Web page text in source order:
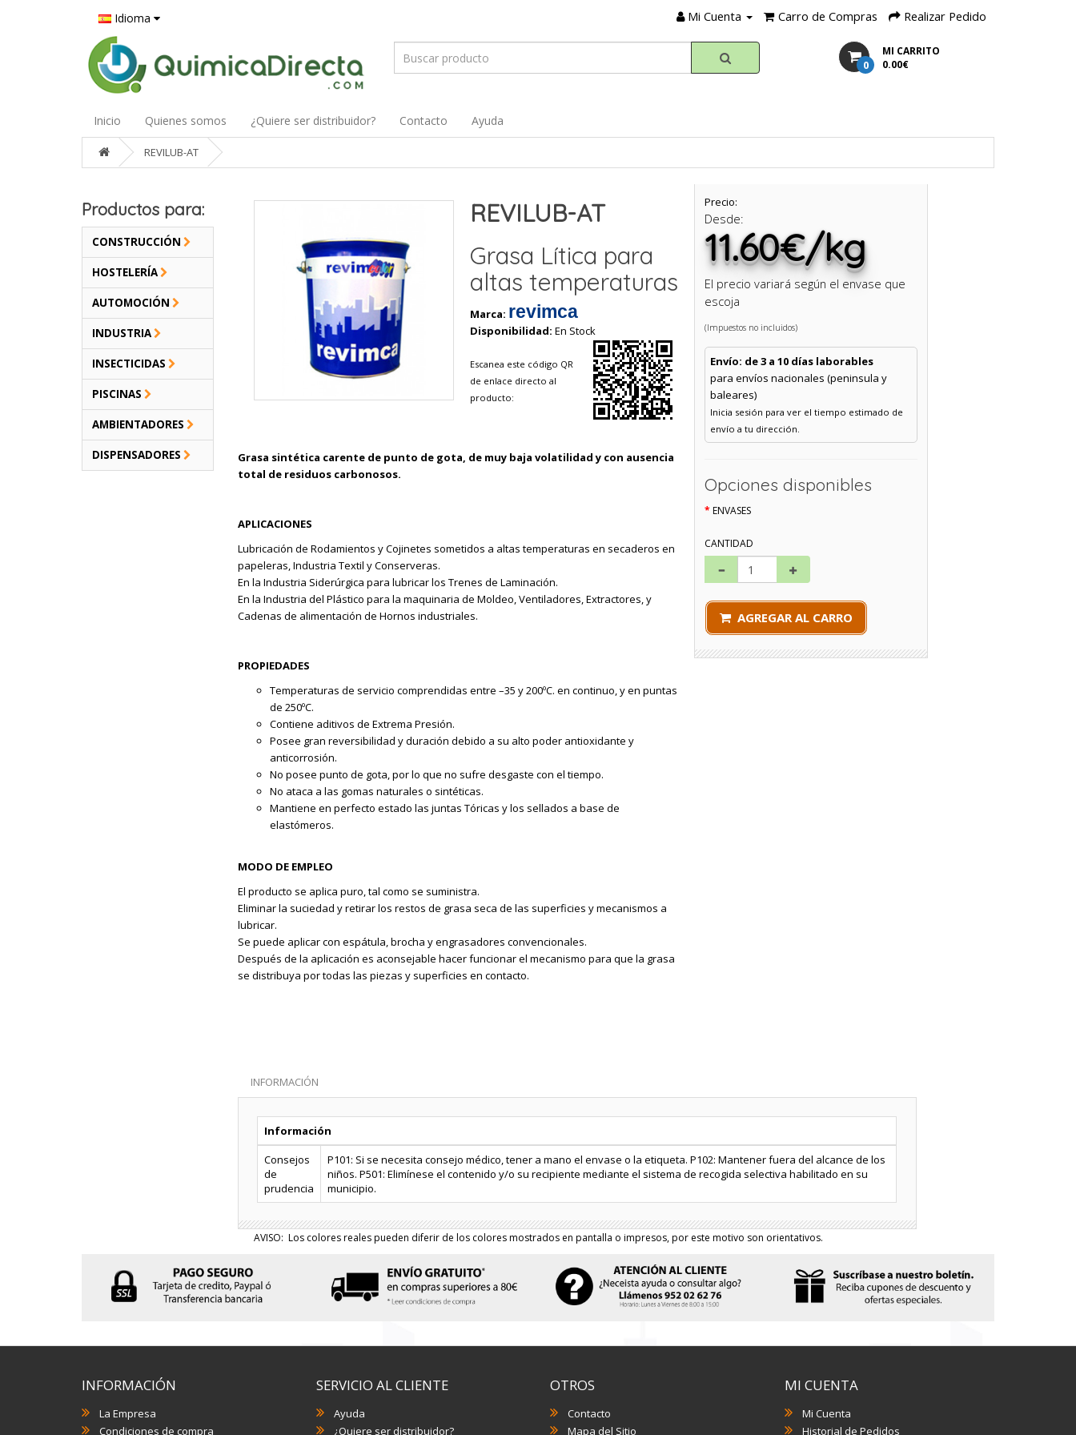
Idioma Mi Cuenta Carro de Compras Realizar Pedido
MI CARRITO
0 0.00€
Inicio Quienes somos ¿Quiere ser distribuidor? Contacto Ayuda
REVILUB-AT
Productos para:
CONSTRUCCIÓN
HOSTELERÍA
AUTOMOCIÓN
INDUSTRIA
INSECTICIDAS
PISCINAS
AMBIENTADORES
DISPENSADORES
REVILUB-AT
Grasa Lítica para
altas temperaturas
Marca: revimca
Disponibilidad: En Stock
Escanea este código QR
de enlace directo al
producto:
Grasa sintética carente de punto de gota, de muy baja volatilidad y con ausencia
total de residuos carbonosos.
APLICACIONES
Lubricación de Rodamientos y Cojinetes sometidos a altas temperaturas en secaderos en
papeleras, Industria Textil y Conserveras.
En la Industria Siderúrgica para lubricar los Trenes de Laminación.
En la Industria del Plástico para la maquinaria de Moldeo, Ventiladores, Extractores, y
Cadenas de alimentación de Hornos industriales.
PROPIEDADES
Temperaturas de servicio comprendidas entre –35 y 200ºC. en continuo, y en puntas
de 250ºC.
Contiene aditivos de Extrema Presión.
Posee gran reversibilidad y duración debido a su alto poder antioxidante y
anticorrosión.
No posee punto de gota, por lo que no sufre desgaste con el tiempo.
No ataca a las gomas naturales o sintéticas.
Mantiene en perfecto estado las juntas Tóricas y los sellados a base de
elastómeros.
MODO DE EMPLEO
El producto se aplica puro, tal como se suministra.
Eliminar la suciedad y retirar los restos de grasa seca de las superficies y mecanismos a
lubricar.
Se puede aplicar con espátula, brocha y engrasadores convencionales.
Después de la aplicación es aconsejable hacer funcionar el mecanismo para que la grasa
se distribuya por todas las piezas y superficies en contacto.
Precio:
Desde:
11.60€/kg
El precio variará según el envase que
escoja
(Impuestos no incluidos)
Envío: de 3 a 10 días laborables
para envíos nacionales (peninsula y
baleares)
Inicia sesión para ver el tiempo estimado de
envío a tu dirección.
Opciones disponibles
ENVASES
CANTIDAD
AGREGAR AL CARRO
INFORMACIÓN
Información
Consejos
de
prudencia
P101: Si se necesita consejo médico, tener a mano el envase o la etiqueta. P102: Mantener fuera del alcance de los
niños. P501: Elimínese el contenido y/o su recipiente mediante el sistema de recogida selectiva habilitado en su
municipio.
AVISO: Los colores reales pueden diferir de los colores mostrados en pantalla o impresos, por este motivo son orientativos.
INFORMACIÓN
La Empresa
Condiciones de compra
SERVICIO AL CLIENTE
Ayuda
¿Quiere ser distribuidor?
OTROS
Contacto
Mapa del Sitio
MI CUENTA
Mi Cuenta
Historial de Pedidos